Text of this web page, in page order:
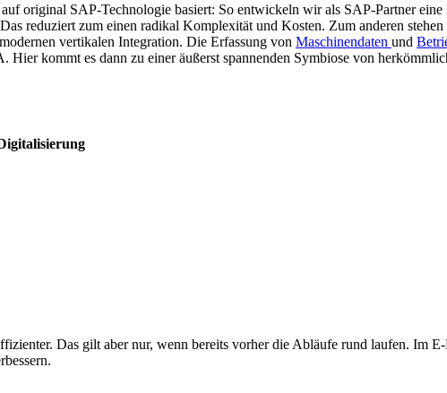
original SAP-Technologie basiert: So entwickeln wir als SAP-Partner
reduziert zum einen radikal Komplexität und Kosten. Zum anderen
vertikalen Integration. Die Erfassung von Maschinendaten und
Hier kommt es dann zu einer äußerst spannenden Symbiose von
Das gilt aber nur, wenn bereits vorher die Abläufe rund laufen. Im